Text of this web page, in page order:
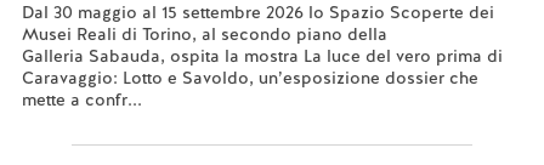
Dal 30 maggio al 15 settembre 2026 lo Spazio Scoperte dei
Musei Reali di Torino, al secondo piano della
Galleria Sabauda, ospita la mostra La luce del vero prima di
Caravaggio: Lotto e Savoldo, un’esposizione dossier che
mette a confr...